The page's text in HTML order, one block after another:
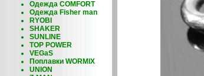
Одежда COMFORT
Одежда Fisher man
RYOBI
SHAKER
SUNLINE
TOP POWER
VEGaS
Поплавки WORMIX
UNION